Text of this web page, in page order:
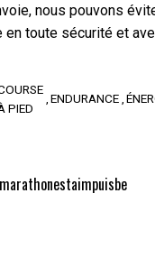
nous pouvons
en toute sécurité et
PIED
ENDURANCE
marathonestaimpuisbe